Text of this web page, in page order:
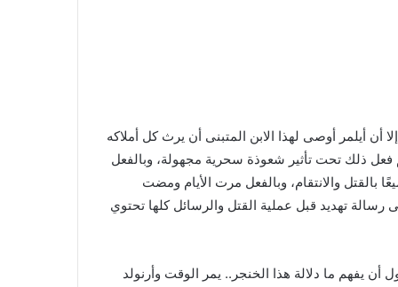
أن أيلمر أوصى لهذا الابن المتبنى أن يرث كل أملاكه
فعل ذلك تحت تأثير شعوذة سحرية مجهولة، وبالفعل
بالقتل والانتقام، وبالفعل مرت الأيام ومضت
رسالة تهديد قبل عملية القتل والرسائل كلها تحتوي
أن يفهم ما دلالة هذا الخنجر.. يمر الوقت وأرنولد